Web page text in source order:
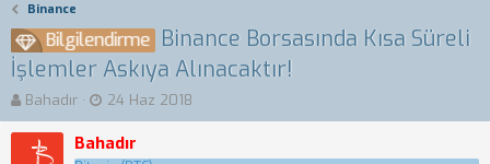
Binance
Bilgilendirme Binance Borsasında Kısa Süreli
İşlemler Askıya Alınacaktır!
K
o
n
Bahadır
B
a
ş
l
24 Haz 2018
Bahadır